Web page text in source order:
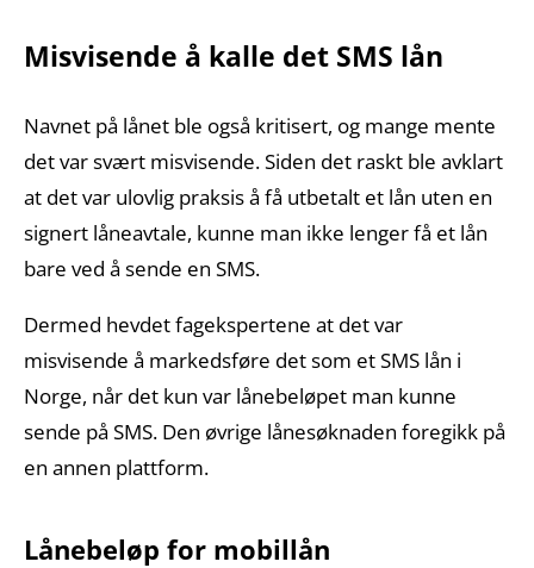
Misvisende å kalle det SMS lån
Navnet på lånet ble også kritisert, og mange mente
det var svært misvisende. Siden det raskt ble avklart
at det var ulovlig praksis å få utbetalt et lån uten en
signert låneavtale, kunne man ikke lenger få et lån
bare ved å sende en SMS.
Dermed hevdet fagekspertene at det var
misvisende å markedsføre det som et SMS lån i
Norge, når det kun var lånebeløpet man kunne
sende på SMS. Den øvrige lånesøknaden foregikk på
en annen plattform.
Lånebeløp for mobillån